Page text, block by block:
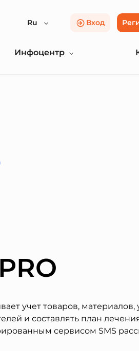
Ru Вход
Инфоцентр
учет товаров, материалов,
и составлять план
сервисом SMS